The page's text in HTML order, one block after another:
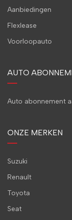
Aanbiedingen
Flexlease
Voorloopauto
AUTO
Auto abonnement
ONZE MERKEN
Suzuki
Renault
Toyota
Seat